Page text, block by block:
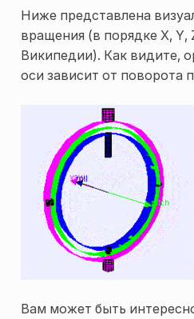
Ниже представлена
вращения (в порядке X, Y,
Википедии). Как видите,
оси зависит от поворота
Вам может быть